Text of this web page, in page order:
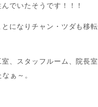
でいたそうです！！！
になりチャン・ツダも移
、スタッフルーム、院長
ぁ～。